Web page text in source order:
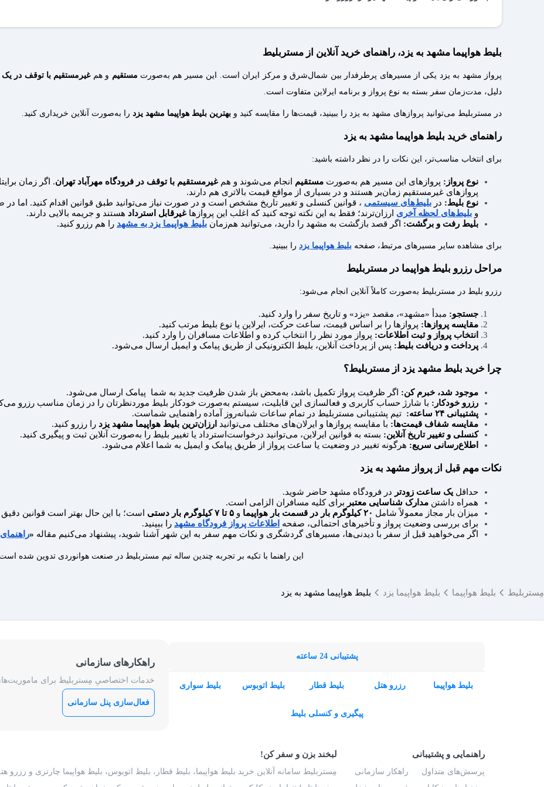
بلیط هواپیما مشهد به یزد، راهنمای خرید آنلاین از مستربلیط
پرواز مشهد به یزد یکی از مسیرهای پرطرفدار بین شمال‌شرق و مرکز ایران است. این مسیر هم به‌صورت مستقیم و همغیرمستقیم با توقف در یک
دلیل، مدت‌زمان سفر بسته به نوع پرواز و برنامه ایرلاین متفاوت است.
در مستربلیط می‌توانید پروازهای مشهد به یزد را ببینید، قیمت‌ها را مقایسه کنید و بهترین بلیط هواپیما مشهد یزد را به‌صورت آنلاین خریداری کنید.
راهنمای خرید بلیط هواپیما مشهد به یزد
برای انتخاب مناسب‌تر، این نکات را در نظر داشته باشید:
نوع پرواز: پروازهای این مسیر هم به‌صورت مستقیم انجام می‌شوند و هم غیرمستقیم با توقف در فرودگاه مهرآباد تهران. اگر زمان
پروازهای غیرمستقیم زمان‌بر هستند و در بسیاری از مواقع قیمت بالاتری هم دارند.
نوع بلیط: در بلیط‌های سیستمی ، قوانین کنسلی و تغییر تاریخ مشخص است و در صورت نیاز می‌توانید طبق قوانین اقدام کنید. اما
و بلیط‌های لحظه آخری ارزان‌ترند؛ فقط به این نکته توجه کنید که اغلب این پروازها غیرقابل استرداد هستند و جریمه بالایی دارند.
بلیط رفت‌ و برگشت: اگر قصد بازگشت به مشهد را دارید، می‌توانید هم‌زمان بلیط هواپیما یزد به مشهد را هم رزرو کنید.
برای مشاهده سایر مسیرهای مرتبط، صفحه بلیط هواپیما یزد را ببینید.
مراحل رزرو بلیط هواپیما در مستربلیط
رزرو بلیط در مستربلیط به‌صورت کاملاً آنلاین انجام می‌شود:
جستجو: مبدأ «مشهد»، مقصد «یزد» و تاریخ سفر را وارد کنید.
مقایسه پروازها: پروازها را بر اساس قیمت، ساعت حرکت، ایرلاین یا نوع بلیط مرتب کنید.
انتخاب پرواز و ثبت اطلاعات: پرواز مورد نظر را انتخاب کرده و اطلاعات مسافران را وارد کنید.
پرداخت و دریافت بلیط: پس از پرداخت آنلاین، بلیط الکترونیکی از طریق پیامک و ایمیل ارسال می‌شود.
چرا خرید بلیط مشهد یزد از مستربلیط؟
موجود شد، خبرم کن: اگر ظرفیت پرواز تکمیل باشد، به‌محض باز شدن ظرفیت جدید به شما پیامک ارسال می‌شود.
رزرو خودکار: با شارژ حساب کاربری و فعالسازی این قابلیت، سیستم به‌صورت خودکار بلیط موردنظرتان را در زمان مناسب رزرو
پشتیبانی ۲۴ ساعته:
تیم پشتیبانی مستربلیط در تمام ساعات شبانه‌روز آماده راهنمایی شماست.
مقایسه شفاف قیمت‌ها: با مقایسه پروازها و ایرلان‌های مختلف می‌توانید ارزان‌ترین بلیط هواپیما مشهد یزد را رزرو کنید.
کنسلی و تغییر تاریخ آنلاین: بسته به قوانین ایرلاین، می‌توانید درخواست‌استرداد یا تغییر بلیط را به‌صورت آنلاین ثبت و پیگیری کنید.
اطلاع‌رسانی سریع: هرگونه تغییر در وضعیت یا ساعت پرواز از طریق پیامک و ایمیل به شما اعلام می‌شود.
نکات مهم قبل از پرواز مشهد به یزد
حداقل یک ساعت زودتر در فرودگاه مشهد حاضر شوید.
همراه داشتن مدارک شناسایی معتبر برای کلیه مسافران الزامی است.
میزان بار مجاز معمولاً شامل ۲۰ کیلوگرم بار در قسمت بار هواپیما و ۵ تا ۷ کیلوگرم بار دستی
است؛ با این حال بهتر است قوانین
برای بررسی وضعیت پرواز و تأخیرهای احتمالی، صفحه اطلاعات پرواز فرودگاه مشهد را ببینید.
اگر می‌خواهید قبل از سفر با دیدنی‌ها، مسیرهای گردشگری و نکات مهم سفر به این شهر آشنا شوید، پیشنهاد می‌کنیم مقاله «
این راهنما با تکیه بر تجربه چندین ساله تیم مستربلیط در صنعت هوانوردی تدوین شده
مِستربلیط بلیط هواپیما بلیط هواپیما یزد بلیط هواپیما مشهد به یزد
پشتیبانی 24 ساعته
بلیط هواپیما رزرو هتل بلیط قطار بلیط اتوبوس بلیط سواری
پیگیری و کنسلی بلیط
راهکارهای سازمانی
خدمات اختصاصیِ مِستربلیط برای
فعال‌سازی پنل سازمانی
راهنمایی و پشتیبانی
پرسش‌های متداول
راهکار سازمانی
لبخند بزن و سفر کن!
مِستربلیط سامانه آنلاین خرید بلیط هواپیما، بلیط قطار، بلیط اتوبوس، بلیط هواپیما چارتری و